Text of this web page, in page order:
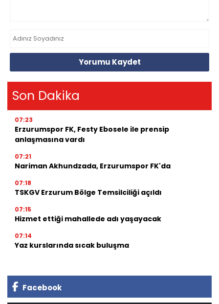
Yorumu Kaydet
Son Dakika
07:23
Erzurumspor FK, Festy Ebosele ile prensip
anlaşmasına vardı
07:21
Nariman Akhundzada, Erzurumspor FK'da
07:18
TSKGV Erzurum Bölge Temsilciliği açıldı
07:15
Hizmet ettiği mahallede adı yaşayacak
07:14
Yaz kurslarında sıcak buluşma
Facebook